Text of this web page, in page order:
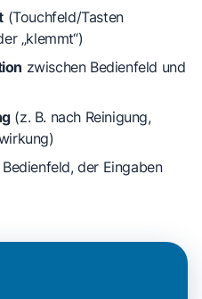
(Touchfeld/Tasten
„klemmt“)
zwischen Bedienfeld und
(z. B. nach Reinigung,
der Eingaben